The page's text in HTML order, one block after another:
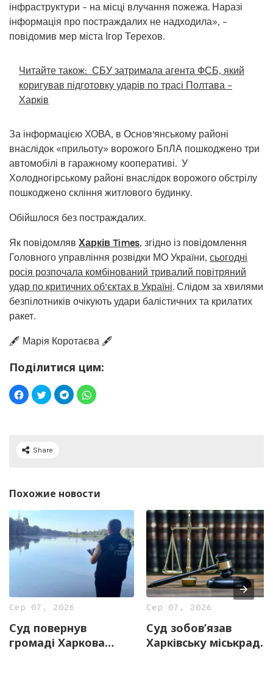
інфраструктури – на місці влучання пожежа. Наразі
інформація про постраждалих не надходила», –
повідомив мер міста Ігор Терехов.
Читайте також: СБУ затримала агента ФСБ, який
коригував підготовку ударів по трасі Полтава –
Харків
За інформацією ХОВА, в Основʼянському районі
внаслідок «прильоту» ворожого БпЛА пошкоджено три
автомобілі в гаражному кооперативі. У
Холодногірському районі внаслідок ворожого обстрілу
пошкоджено скління житлового будинку.
Обійшлося без постраждалих.
Як повідомляв Харків Times, згідно із повідомлення
Головного управління розвідки МО України, сьогодні
росія розпочала комбінований тривалий повітряний
удар по критичних об’єктах в Україні. Слідом за хвилями
безпілотників очікують удари балістичних та крилатих
ракет.
🖋️ Марія Коротаєва 🖋️
Поділитися цим:
Share
Похожие новости
Сер 07, 2026
Суд повернув
громаді Харкова
Сер 07, 2026
Суд зобов’язав
Харківську міськраду